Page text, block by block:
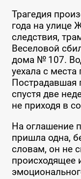
Трагедия
года на улице
следствия,
Веселовой
дома № 107.
уехала с
Пострадавшая
спустя две
не приходя в
На оглашение
пришла одна,
словам, он не
происходящее